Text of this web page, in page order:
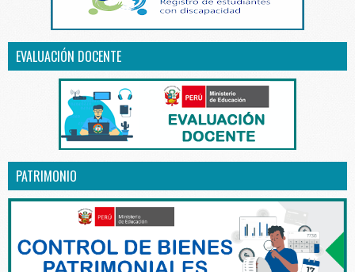
EVALUACIÓN DOCENTE
PATRIMONIO